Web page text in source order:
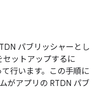
パブリッシャーとし
セットアップするに
行います。この手順に
がアプリの RTDN パブ